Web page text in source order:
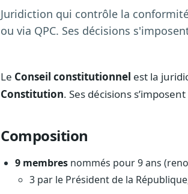
Juridiction qui contrôle la
ou via QPC. Ses décisions
Le Conseil constitutionnel est la
Constitution. Ses décisions
Composition
9 membres nommés pour 9 ans
3 par le Président de la